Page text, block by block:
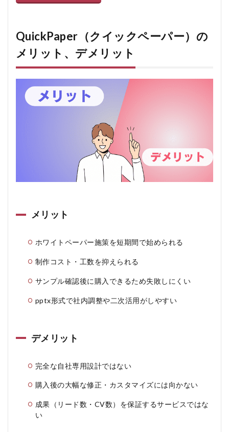
QuickPaper（クイックペーパー）の
メリット、デメリット
メリット
ホワイトペーパー施策を短期間で始められる
制作コスト・工数を抑えられる
サンプル確認後に購入できるため失敗しにくい
pptx形式で社内調整や二次活用がしやすい
デメリット
完全な自社専用設計ではない
購入後の大幅な修正・カスタマイズには向かない
成果（リード数・CV数）を保証するサービスではな
い